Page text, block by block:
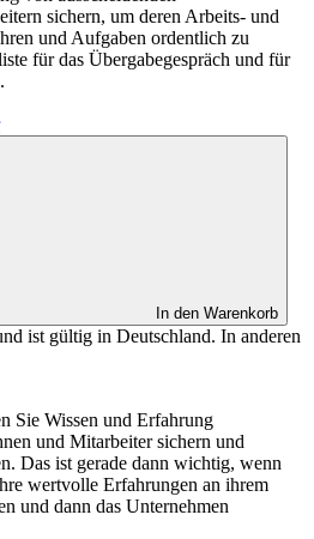
sichern, um deren Arbeits- und
und Aufgaben ordentlich zu
für das Übergabegespräch und für
In den Warenkorb
ist gültig in Deutschland. In anderen
Sie Wissen und Erfahrung
und Mitarbeiter sichern und
Das ist gerade dann wichtig, wenn
wertvolle Erfahrungen an ihrem
und dann das Unternehmen